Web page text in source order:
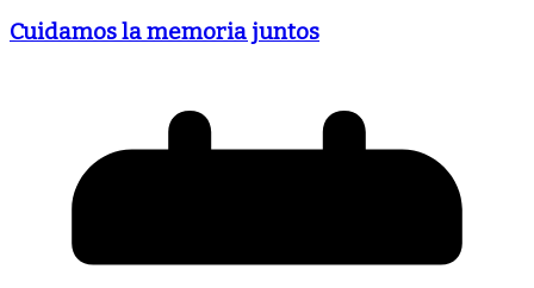
Cuidamos la memoria juntos